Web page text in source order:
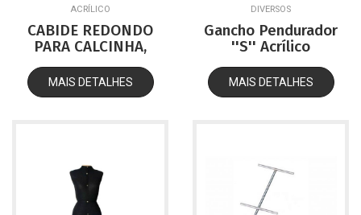
ACRÍLICO
CABIDE REDONDO
PARA CALCINHA,
BIQUINE, MODA PRAIA
- ACRÍLICO
MAIS DETALHES
DIVERSOS
Gancho Pendurador
''S'' Acrílico
Transparente
MAIS DETALHES